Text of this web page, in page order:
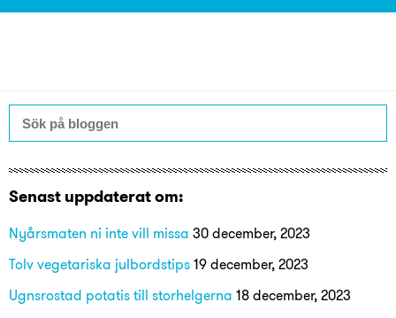
Senast uppdaterat om:
Nyårsmaten ni inte vill missa 30 december, 2023
Tolv vegetariska julbordstips 19 december, 2023
Ugnsrostad potatis till storhelgerna 18 december, 2023